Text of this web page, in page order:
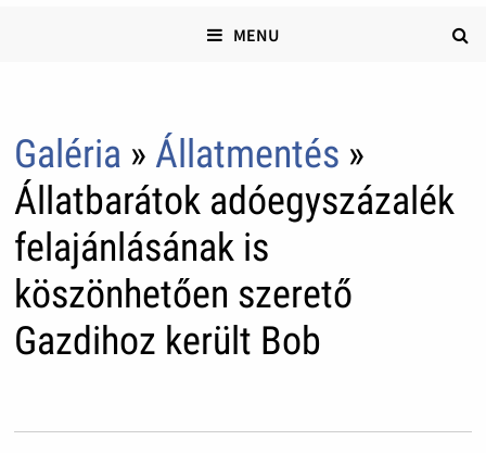
MENU
Galéria » Állatmentés »
Állatbarátok adóegyszázalék
felajánlásának is
köszönhetően szerető
Gazdihoz került Bob